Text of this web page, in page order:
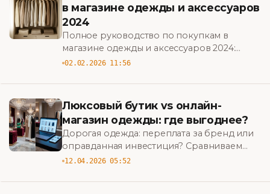
в магазине одежды и аксессуаров
2024
Полное руководство по покупкам в
магазине одежды и аксессуаров 2024:
советы по выбору, экономии, уходу и
лишних трат.
02.02.2026 11:56
Люксовый бутик vs онлайн-
магазин одежды: где выгоднее?
Дорогая одежда: переплата за бренд или
оправданная инвестиция? Сравниваем
цены, сервис и ассортимент люксовых
где выгоднее совершать покупки.
12.04.2026 05:52